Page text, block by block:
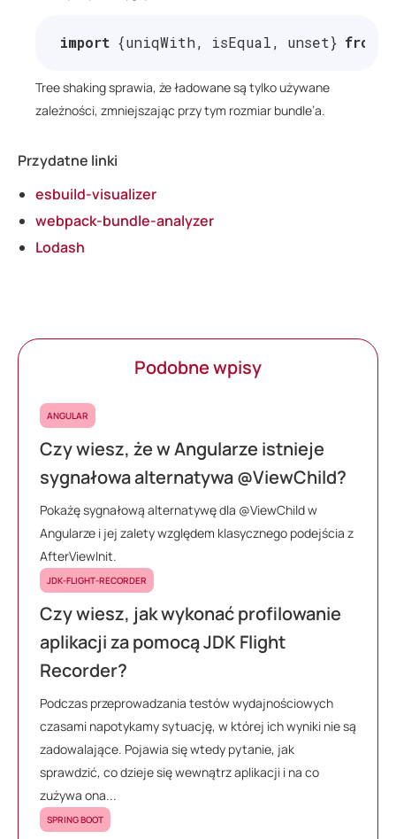
import {uniqWith, isEqual, unset} from
Tree shaking sprawia, że ładowane są tylko używane
zależności, zmniejszając przy tym rozmiar bundle’a.
Przydatne linki
esbuild-visualizer
webpack-bundle-analyzer
Lodash
Podobne wpisy
ANGULAR
Czy wiesz, że w Angularze istnieje
sygnałowa alternatywa @ViewChild?
Pokażę sygnałową alternatywę dla @ViewChild w
Angularze i jej zalety względem klasycznego podejścia z
AfterViewInit.
JDK-FLIGHT-RECORDER
Czy wiesz, jak wykonać profilowanie
aplikacji za pomocą JDK Flight
Recorder?
Podczas przeprowadzania testów wydajnościowych
czasami napotykamy sytuację, w której ich wyniki nie są
zadowalające. Pojawia się wtedy pytanie, jak
sprawdzić, co dzieje się wewnątrz aplikacji i na co
zużywa ona...
SPRING BOOT